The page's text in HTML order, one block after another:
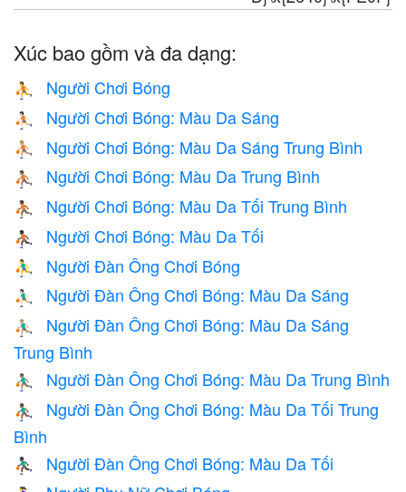
Xúc bao gồm và đa dạng:
⛹️ Người Chơi Bóng
⛹🏻 Người Chơi Bóng: Màu Da Sáng
⛹🏼 Người Chơi Bóng: Màu Da Sáng Trung Bình
⛹🏽 Người Chơi Bóng: Màu Da Trung Bình
⛹🏾 Người Chơi Bóng: Màu Da Tối Trung Bình
⛹🏿 Người Chơi Bóng: Màu Da Tối
⛹️‍♂️ Người Đàn Ông Chơi Bóng
⛹🏻‍♂️ Người Đàn Ông Chơi Bóng: Màu Da Sáng
⛹🏼‍♂️
Người Đàn Ông Chơi Bóng: Màu Da Sáng
Trung Bình
⛹🏽‍♂️ Người Đàn Ông Chơi Bóng: Màu Da Trung Bình
⛹🏾‍♂️
Người Đàn Ông Chơi Bóng: Màu Da Tối Trung
Bình
⛹🏿‍♂️ Người Đàn Ông Chơi Bóng: Màu Da Tối